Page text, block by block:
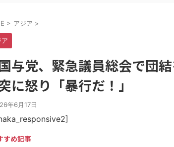
こちら・・・」
・・・・
果ｗｗｗ
開してしまう！
ク予選の記録削除を要求するFIFA公式制裁を海外メディ
…」→「もはや自白だろこれ…（ﾌﾞﾙﾌﾞﾙ」＝韓国の反応
糖水を注入していただけなのが判明して大問題にw
ださい・・・」→「」
> アジア >
ア
与党、緊急議員総会で団
に怒り「暴行だ！」
年6月17日
すめ記事